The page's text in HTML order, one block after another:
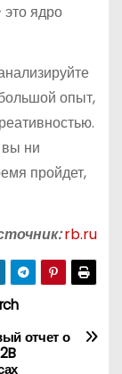
ядро
опыт,
вы ни
пройдет,
rb.ru
отчет о